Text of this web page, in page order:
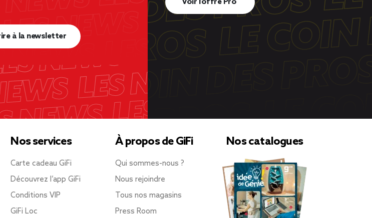
à la newsletter
Nos services
Carte cadeau GiFi
Découvrez l’app GiFi
Conditions VIP
GiFi Loc
À propos de GiFi
Qui sommes-nous ?
Nous rejoindre
Tous nos magasins
Press Room
Nos catalogues